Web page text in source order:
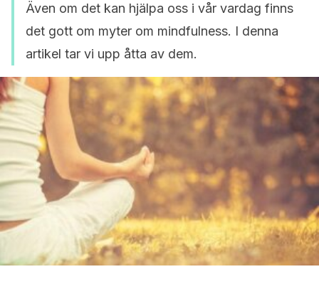
Även om det kan hjälpa oss i vår vardag finns
det gott om myter om mindfulness. I denna
artikel tar vi upp åtta av dem.